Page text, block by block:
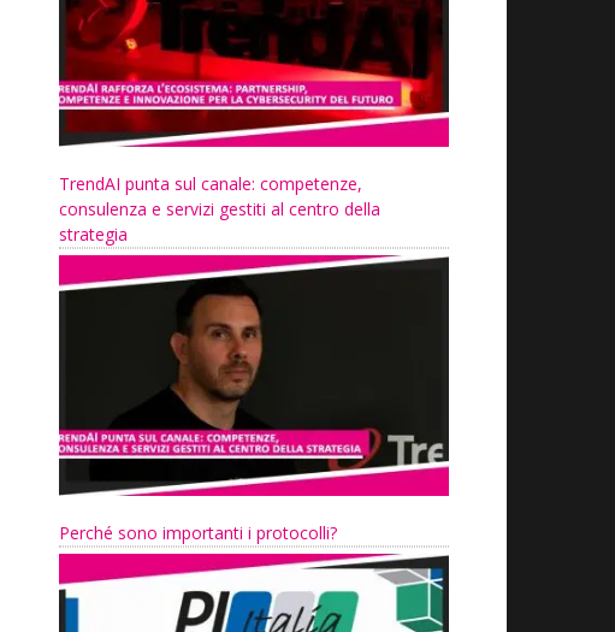
TrendAI punta sul canale: competenze,
consulenza e servizi gestiti al centro della
strategia
Perché sono importanti i protocolli?